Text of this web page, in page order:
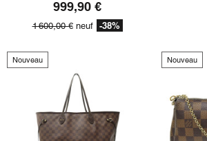
999,90 €
1 600,00 €neuf -38%
Nouveau Nouveau